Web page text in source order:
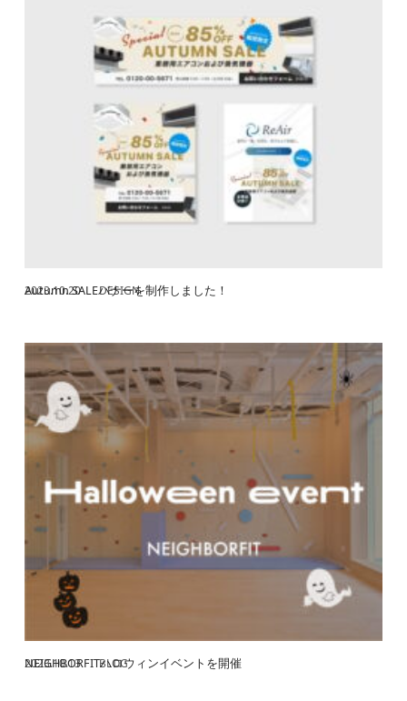
Autumn SALEバナーを制作しました！
2023.10.20 DESIGN
NEIGHBORFITハロウィンイベントを開催
2023.10.13 BLOG